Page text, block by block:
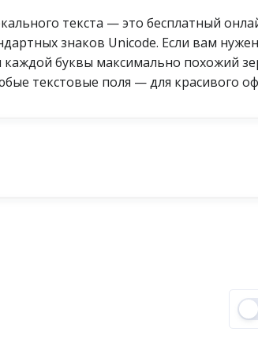
текста — это бесплатный
знаков Unicode. Если вам
каждой буквы максимально похожий
текстовые поля — для красивого